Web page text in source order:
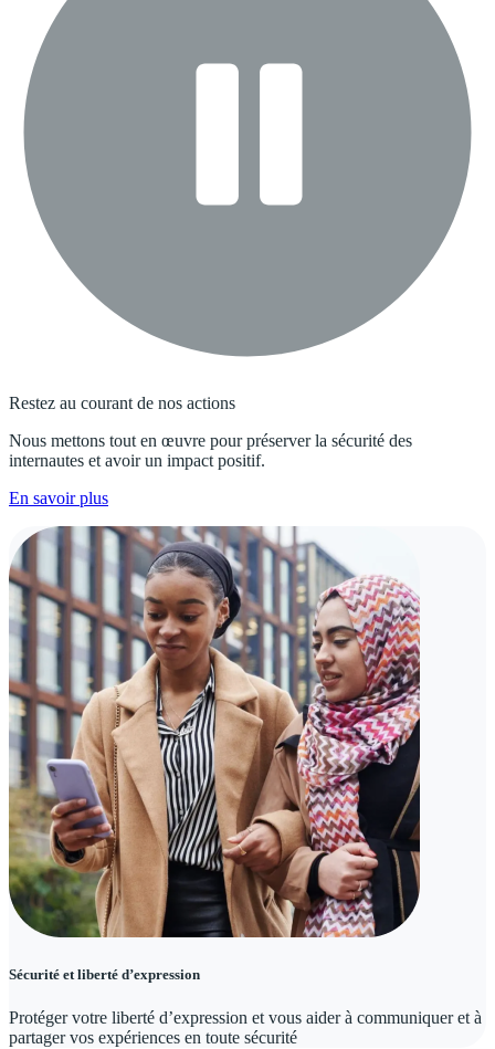
Restez au courant de nos actions
Nous mettons tout en œuvre pour préserver la sécurité des
internautes et avoir un impact positif.
En savoir plus
Sécurité et liberté d’expression
Protéger votre liberté d’expression et vous aider à communiquer et à
partager vos expériences en toute sécurité